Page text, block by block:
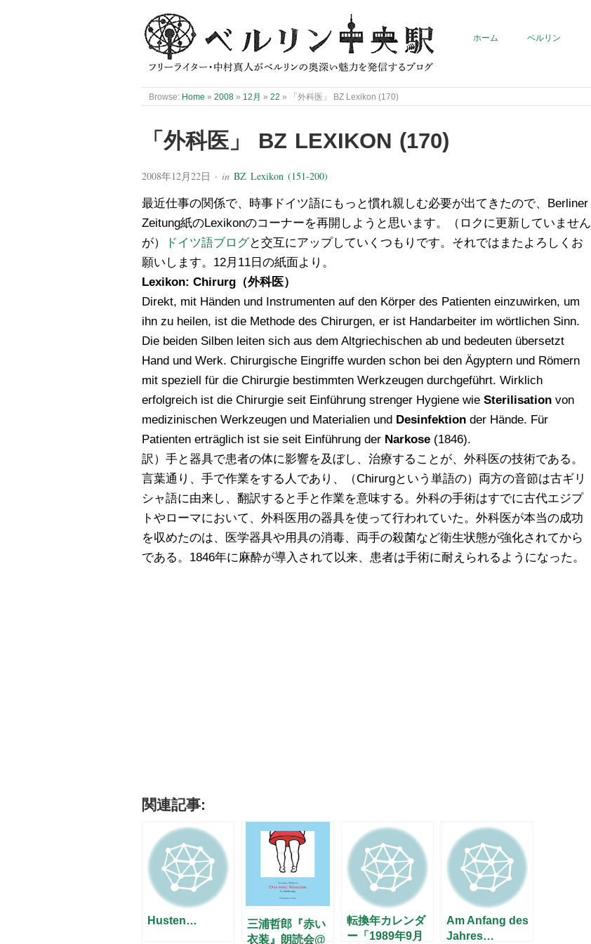
ホーム ベルリン
Browse: Home » 2008 » 12月 » 22 » 「外科医」 BZ Lexikon (170)
「外科医」 BZ LEXIKON (170)
2008年12月22日 · in BZ Lexikon (151-200)
最近仕事の関係で、時事ドイツ語にもっと慣れ親しむ必要が出てきたので、Berliner
Zeitung紙のLexikonのコーナーを再開しようと思います。（ロクに更新していません
が）
ドイツ語ブログと交互にアップしていくつもりです。それではまたよろしくお
願いします。12月11日の紙面より。
Lexikon: Chirurg（外科医）
Direkt, mit Händen und Instrumenten auf den Körper des Patienten einzuwirken, um
ihn zu heilen, ist die Methode des Chirurgen, er ist Handarbeiter im wörtlichen Sinn.
Die beiden Silben leiten sich aus dem Altgriechischen ab und bedeuten übersetzt
Hand und Werk. Chirurgische Eingriffe wurden schon bei den Ägyptern und Römern
mit speziell für die Chirurgie bestimmten Werkzeugen durchgeführt. Wirklich
erfolgreich ist die Chirurgie seit Einführung strenger Hygiene wie Sterilisation von
medizinischen Werkzeugen und Materialien und Desinfektion der Hände. Für
Patienten erträglich ist sie seit Einführung der Narkose (1846).
訳）手と器具で患者の体に影響を及ぼし、治療することが、外科医の技術である。
言葉通り、手で作業をする人であり、（Chirurgという単語の）両方の音節は古ギリ
シャ語に由来し、翻訳すると手と作業を意味する。外科の手術はすでに古代エジプ
トやローマにおいて、外科医用の器具を使って行われていた。外科医が本当の成功
を収めたのは、医学器具や用具の消毒、両手の殺菌など衛生状態が強化されてから
である。1846年に麻酔が導入されて以来、患者は手術に耐えられるようになった。
関連記事:
Husten…
三浦哲郎『赤い
衣装』朗読会@
転換年カレンダ
ー「1989年9月
Am Anfang des
Jahres…